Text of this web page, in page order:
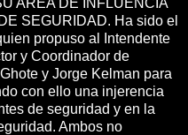
SEGURIDAD. Ha sido el
propuso al Intendente
y Coordinador de
y Jorge Kelman para
con ello una injerencia
de seguridad y en la
Ambos no